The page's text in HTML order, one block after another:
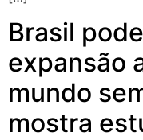
Brasil
expansão
mundo
mostra